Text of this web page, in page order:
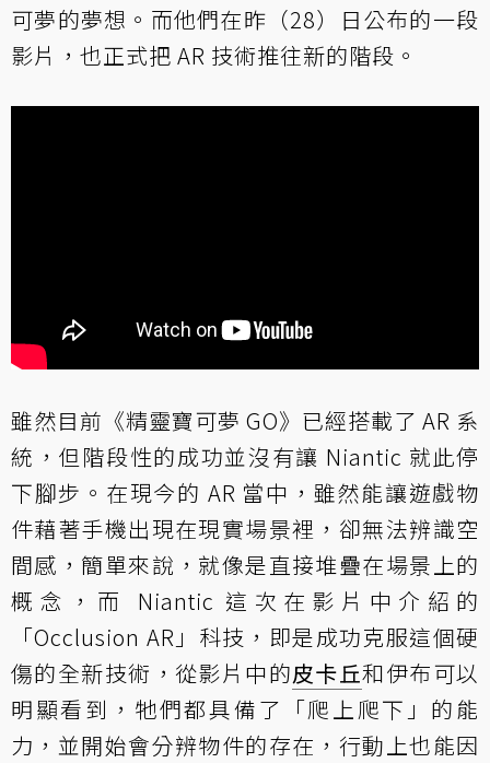
可夢的夢想。而他們在昨（28）日公布的一段
影片，也正式把 AR 技術推往新的階段。
雖然目前《精靈寶可夢 GO》已經搭載了 AR 系
統，但階段性的成功並沒有讓 Niantic 就此停
下腳步。在現今的 AR 當中，雖然能讓遊戲物
件藉著手機出現在現實場景裡，卻無法辨識空
間感，簡單來說，就像是直接堆疊在場景上的
概念，而 Niantic 這次在影片中介紹的
「Occlusion AR」科技，即是成功克服這個硬
傷的全新技術，從影片中的皮卡丘和伊布可以
明顯看到，牠們都具備了「爬上爬下」的能
力，並開始會分辨物件的存在，行動上也能因